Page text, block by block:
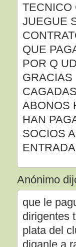
TECNICO
JUEGUE
QUE
POR Q
GRACIAS
ABONOS
HAN
SOCIOS
Anónimo
que le
dirigentes
plata del
diganle a